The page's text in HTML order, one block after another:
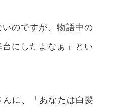
のですが、物語中の
にしたよなぁ」とい
に、「あなたは白髪